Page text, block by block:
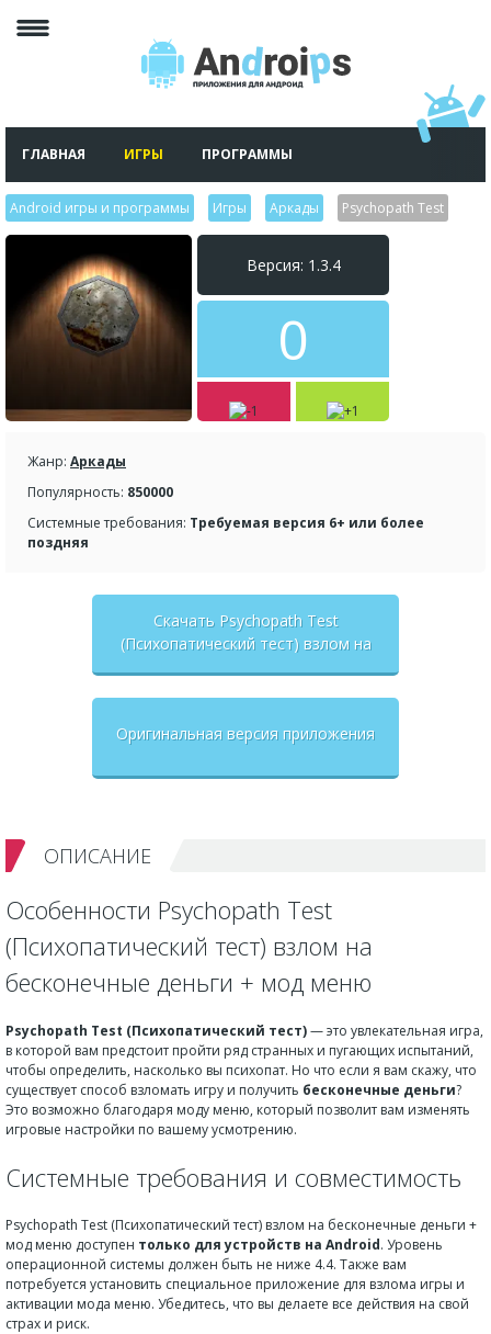
ГЛАВНАЯ ИГРЫ ПРОГРАММЫ
Android игры и программы Игры Аркады Psychopath Test
Версия: 1.3.4
0
Жанр: Аркады
Популярность: 850000
Системные требования: Требуемая версия 6+ или более
поздняя
Скачать Psychopath Test
(Психопатический тест) взлом на
Оригинальная версия приложения
ОПИСАНИЕ
Особенности Psychopath Test
(Психопатический тест) взлом на
бесконечные деньги + мод меню
Psychopath Test (Психопатический тест)— это увлекательная игра,
в которой вам предстоит пройти ряд странных и пугающих испытаний,
чтобы определить, насколько вы психопат. Но что если я вам скажу, что
существует способ взломать игру и получить бесконечные деньги?
Это возможно благодаря моду меню, который позволит вам изменять
игровые настройки по вашему усмотрению.
Системные требования и совместимость
Psychopath Test (Психопатический тест) взлом на бесконечные деньги +
мод меню доступен только для устройств на Android. Уровень
операционной системы должен быть не ниже 4.4. Также вам
потребуется установить специальное приложение для взлома игры и
активации мода меню. Убедитесь, что вы делаете все действия на свой
страх и риск.